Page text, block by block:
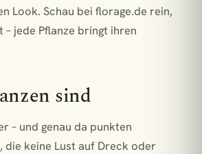
Look. Schau bei florage.de rein,
jede Pflanze bringt ihren
sind
– und genau da punkten
die keine Lust auf Dreck oder